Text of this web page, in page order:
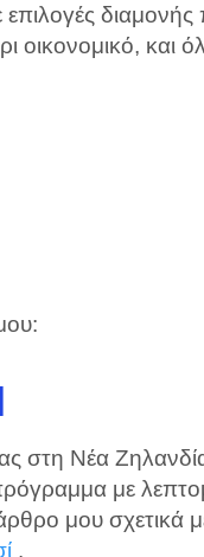
επιλογές
οικονομικό, και
στη Νέα
με
μου σχετικά
.